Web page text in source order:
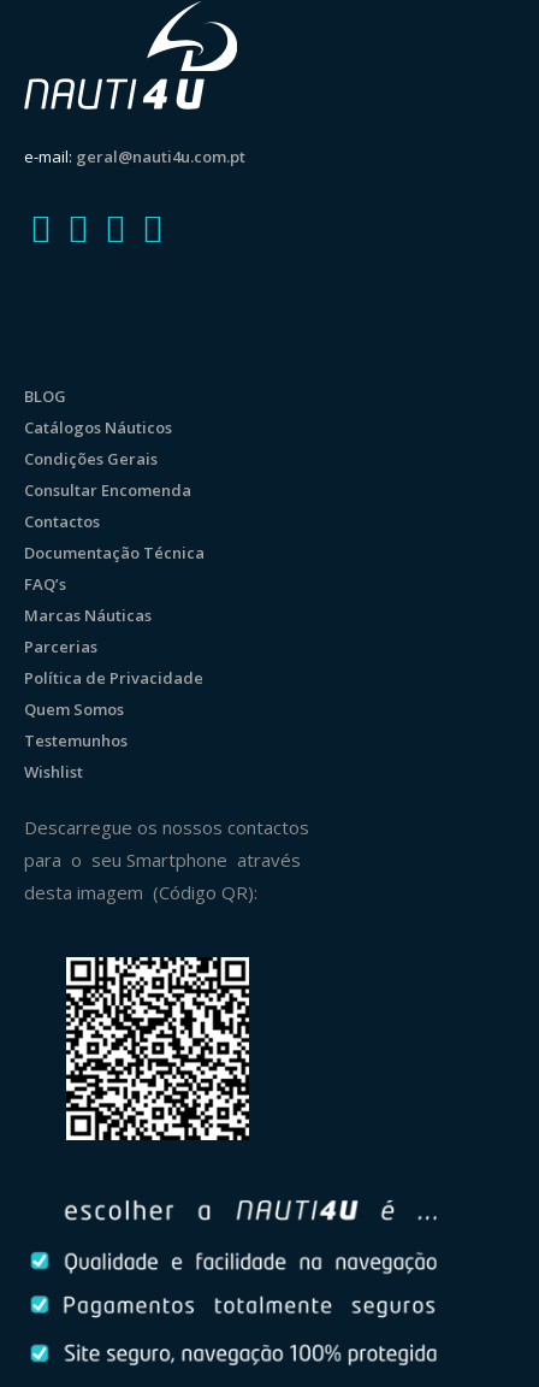
e-mail: geral@nauti4u.com.pt
BLOG
Catálogos Náuticos
Condições Gerais
Consultar Encomenda
Contactos
Documentação Técnica
FAQ’s
Marcas Náuticas
Parcerias
Política de Privacidade
Quem Somos
Testemunhos
Wishlist
Descarregue os nossos contactos
para o seu Smartphone através
desta imagem (Código QR):